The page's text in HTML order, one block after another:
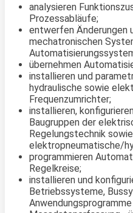
analysieren
Prozessabläufe;
entwerfen Änderungen
mechatronischen
übernehmen
installieren und
hydraulische sowie
Frequenzumrichter;
installieren,
Baugruppen der
Regelungstechnik sowie
elektropneumatische/
programmieren
Regelkreise;
installieren und
Betriebssysteme,